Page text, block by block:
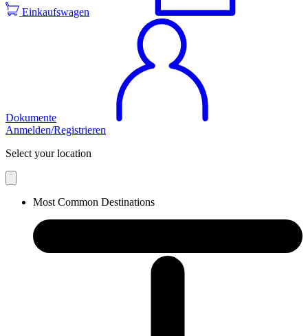
Einkaufswagen
Dokumente
Anmelden/Registrieren
Select your location
Most Common Destinations